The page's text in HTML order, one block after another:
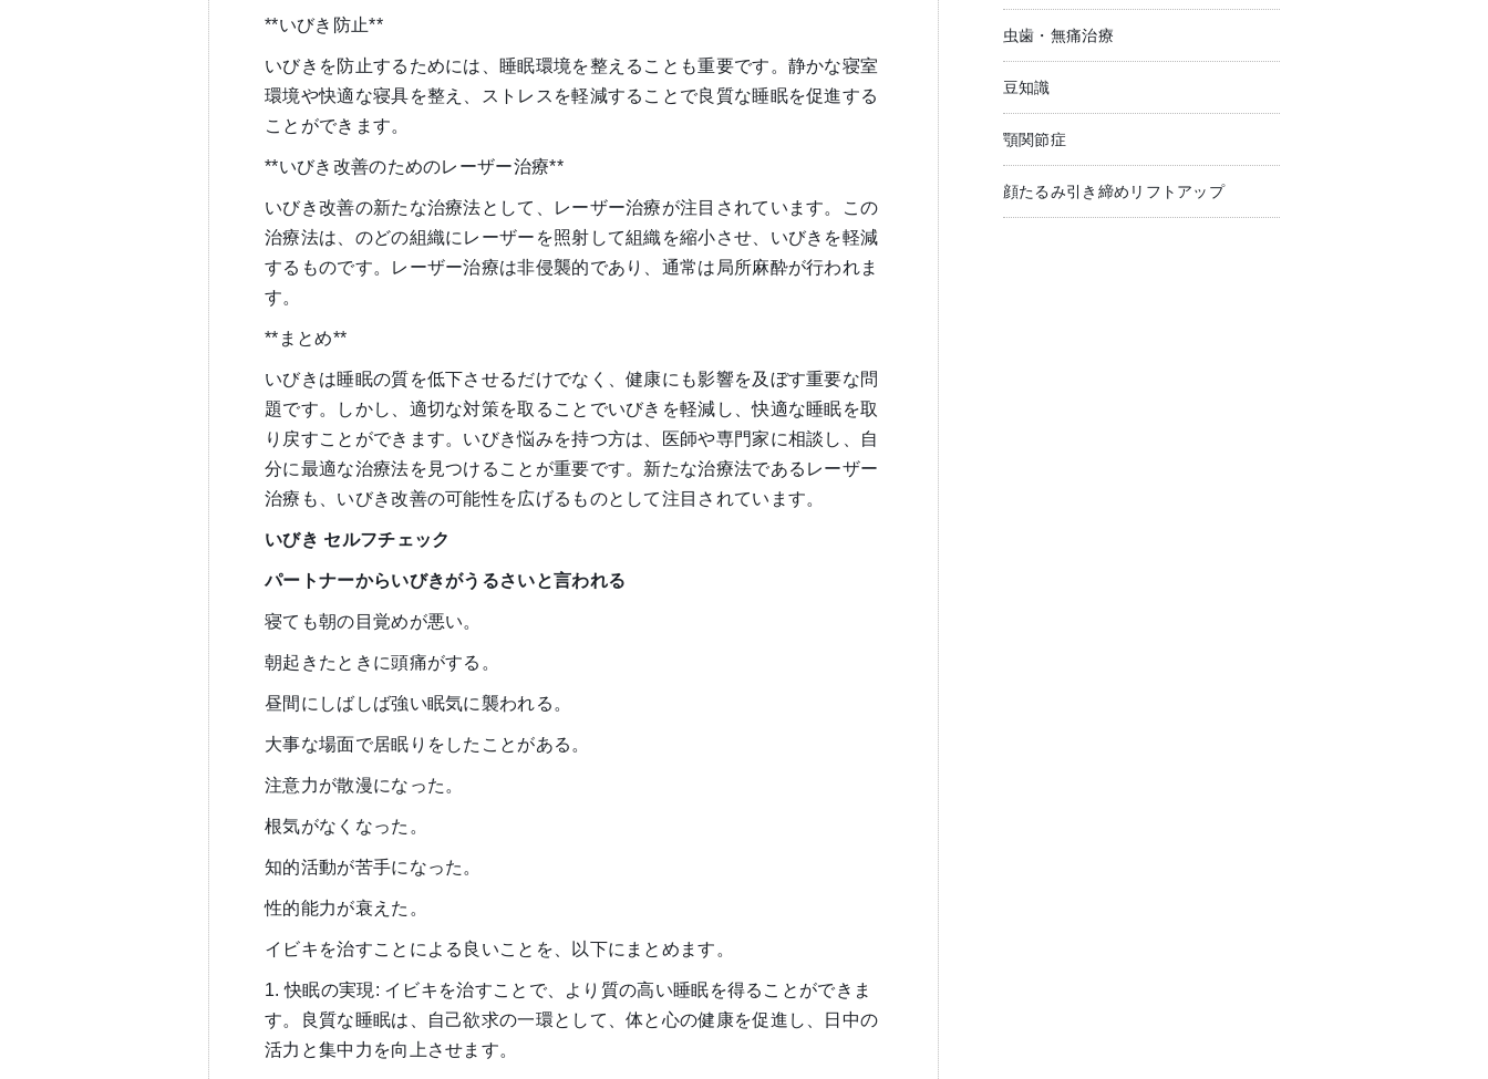
**いびき防止**
いびきを防止するためには、睡眠環境を整えることも重要です。静かな寝室
環境や快適な寝具を整え、ストレスを軽減することで良質な睡眠を促進する
ことができます。
**いびき改善のためのレーザー治療**
いびき改善の新たな治療法として、レーザー治療が注目されています。この
治療法は、のどの組織にレーザーを照射して組織を縮小させ、いびきを軽減
するものです。レーザー治療は非侵襲的であり、通常は局所麻酔が行われま
す。
**まとめ**
いびきは睡眠の質を低下させるだけでなく、健康にも影響を及ぼす重要な問
題です。しかし、適切な対策を取ることでいびきを軽減し、快適な睡眠を取
り戻すことができます。いびき悩みを持つ方は、医師や専門家に相談し、自
分に最適な治療法を見つけることが重要です。新たな治療法であるレーザー
治療も、いびき改善の可能性を広げるものとして注目されています。
いびき セルフチェック
パートナーからいびきがうるさいと言われる
寝ても朝の目覚めが悪い。
朝起きたときに頭痛がする。
昼間にしばしば強い眠気に襲われる。
大事な場面で居眠りをしたことがある。
注意力が散漫になった。
根気がなくなった。
知的活動が苦手になった。
性的能力が衰えた。
イビキを治すことによる良いことを、以下にまとめます。
1. 快眠の実現: イビキを治すことで、より質の高い睡眠を得ることができま
す。良質な睡眠は、自己欲求の一環として、体と心の健康を促進し、日中の
活力と集中力を向上させます。
虫歯・無痛治療
豆知識
顎関節症
顔たるみ引き締めリフトアップ